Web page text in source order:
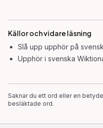
Källor och vidare läsning
Slå upp upphör på
Upphör i svenska
Saknar du ett ord eller en
besläktade ord.